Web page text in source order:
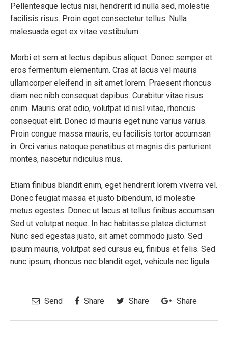
Pellentesque lectus nisi, hendrerit id nulla sed, molestie
facilisis risus. Proin eget consectetur tellus. Nulla
malesuada eget ex vitae vestibulum.
Morbi et sem at lectus dapibus aliquet. Donec semper et
eros fermentum elementum. Cras at lacus vel mauris
ullamcorper eleifend in sit amet lorem. Praesent rhoncus
diam nec nibh consequat dapibus. Curabitur vitae risus
enim. Mauris erat odio, volutpat id nisl vitae, rhoncus
consequat elit. Donec id mauris eget nunc varius varius.
Proin congue massa mauris, eu facilisis tortor accumsan
in. Orci varius natoque penatibus et magnis dis parturient
montes, nascetur ridiculus mus.
Etiam finibus blandit enim, eget hendrerit lorem viverra vel.
Donec feugiat massa et justo bibendum, id molestie
metus egestas. Donec ut lacus at tellus finibus accumsan.
Sed ut volutpat neque. In hac habitasse platea dictumst.
Nunc sed egestas justo, sit amet commodo justo. Sed
ipsum mauris, volutpat sed cursus eu, finibus et felis. Sed
nunc ipsum, rhoncus nec blandit eget, vehicula nec ligula.
Send Share Share Share